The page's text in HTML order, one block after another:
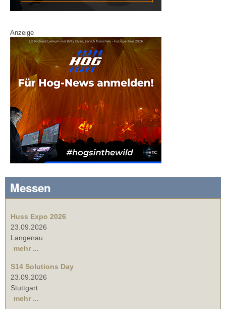
Anzeige
Messen
Huss Expo 2026
23.09.2026
Langenau
mehr ...
S14 Solutions Day
23.09.2026
Stuttgart
mehr ...